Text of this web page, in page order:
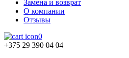
Замена и возврат
О компании
Отзывы
0
+375 29 390 04 04